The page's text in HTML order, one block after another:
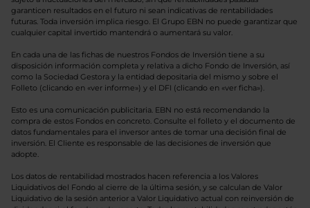
garanticen resultados en el futuro ni sean indicativas de rentabilidades
futuras. Toda inversión implica riesgo. El Grupo EBN no puede garantizar que
cualquier capital invertido mantendrá o aumentará su valor.
En cada una de las fichas de nuestros Fondos de Inversión tiene a su
disposición información completa y relativa a dicho Fondo de Inversión, así
como la Sociedad Gestora y la entidad depositaria del mismo y sobre el
Folleto (clicando en «ver informe») y el DFI (clicando en «ver ficha»).
Esto es una comunicación publicitaria. EBN no está recomendando la
compra de estos Fondos en concreto. Consulte el folleto y el documento de
datos fundamentales para el inversor antes de tomar una decisión final de
inversión. El Cliente es responsable de las decisiones de inversión que
adopte.
Los datos de rentabilidad mostrados hacen referencia a los Valores
Liquidativos del Fondo al cierre de la última sesión, y se calculan de Valor
Liquidativo de la sesión anterior a Valor Liquidativo actual con reinversión de